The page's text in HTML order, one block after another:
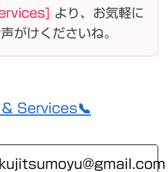
より、お気軽に
がけくださいね。
Services📞